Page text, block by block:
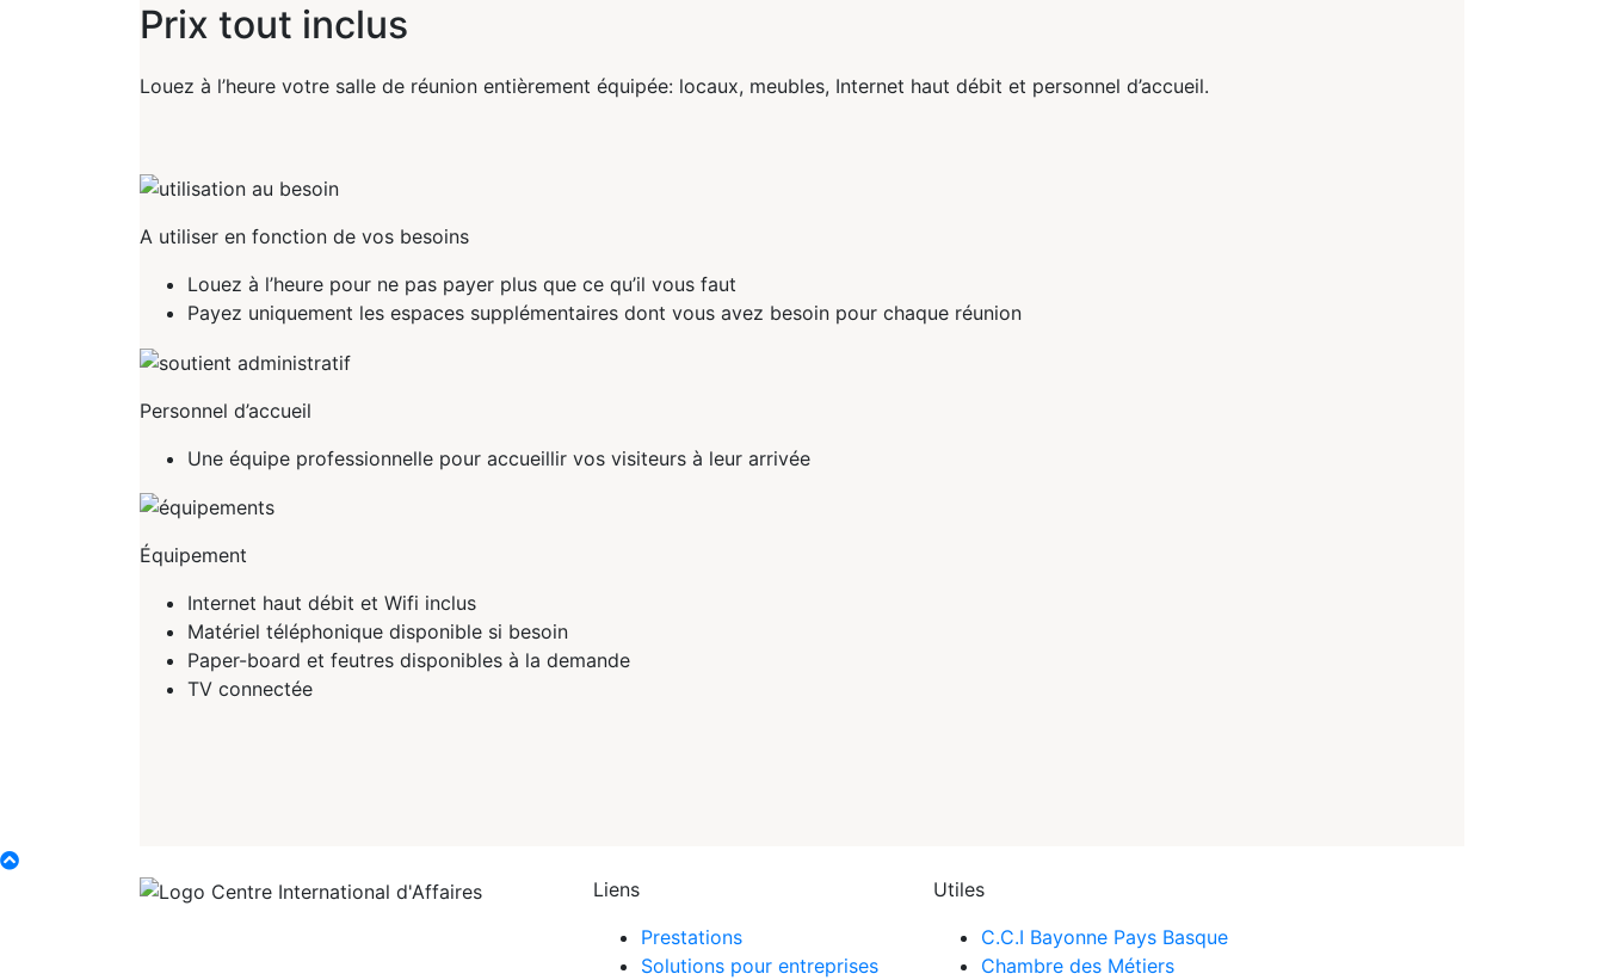
Prix tout inclus
Louez à l’heure votre salle de réunion entièrement équipée: locaux, meubles, Internet haut débit et personnel d’accueil.
A utiliser en fonction de vos besoins
Louez à l’heure pour ne pas payer plus que ce qu’il vous faut
Payez uniquement les espaces supplémentaires dont vous avez besoin pour chaque réunion
Personnel d’accueil
Une équipe professionnelle pour accueillir vos visiteurs à leur arrivée
Équipement
Internet haut débit et Wifi inclus
Matériel téléphonique disponible si besoin
Paper-board et feutres disponibles à la demande
TV connectée
Liens
Prestations
Solutions pour entreprises
Utiles
C.C.I Bayonne Pays Basque
Chambre des Métiers